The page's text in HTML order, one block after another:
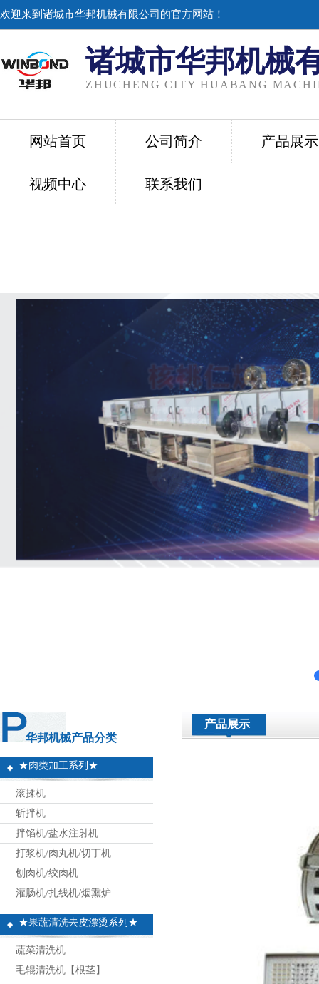
欢迎来到诸城市华邦机械有限公司的官方网站！
诸城市华邦机械
ZHUCHENG CITY HUABANG
网站首页 公司简介 产品展示
视频中心 联系我们
华邦机械产品分类
★肉类加工系列★
滚揉机
斩拌机
拌馅机/盐水注射机
打浆机/肉丸机/切丁机
刨肉机/绞肉机
灌肠机/扎线机/烟熏炉
★果蔬清洗去皮漂烫系列★
蔬菜清洗机
毛辊清洗机【根茎】
产品展示